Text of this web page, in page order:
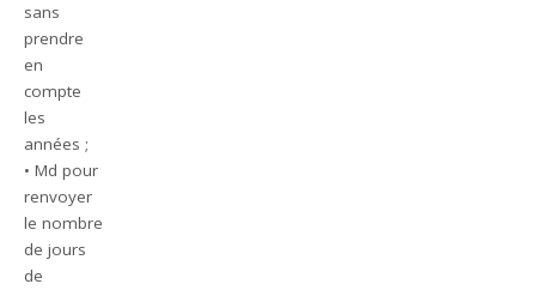
sans
prendre
en
compte
les
années ;
• Md pour
renvoyer
le nombre
de jours
de